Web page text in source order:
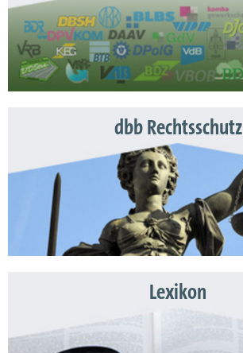
dbb Rechtsschutz
Lexikon